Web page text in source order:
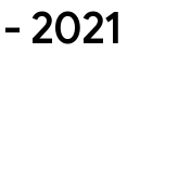
2021